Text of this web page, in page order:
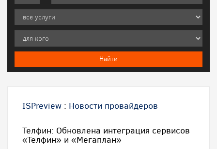
ISPreview : Новости провайдеров
Телфин: Обновлена интеграция сервисов
«Телфин» и «Мегаплан»